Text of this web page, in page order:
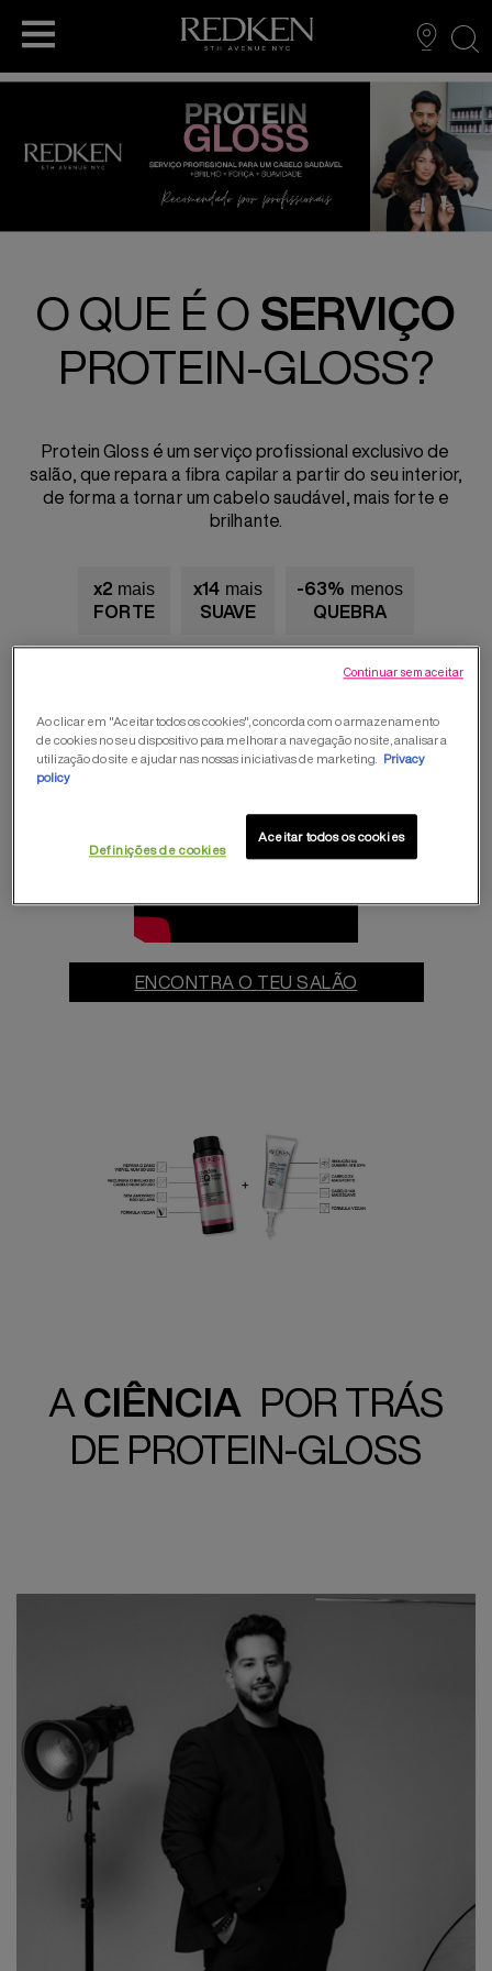
A NOSSA HISTÓRIA
REDKEN?
CUIDADOS CAPILARES
ARTIGOS PARA SALÕES PROFISSIONAIS
SERVIÇO PROTEIN GLOSS
NOVO ÓLEO NAKED GLOSS
ABC
ACIDIC BONDING CONCENTRATE
LOOKBOOK
O QUE É O SERVIÇO
PROTEIN-GLOSS?
Protein Gloss é um serviço profissional exclusivo de
salão, que repara a fibra capilar a partir do seu interior,
de forma a tornar um cabelo saudável, mais forte e
brilhante.
x2 mais
FORTE
x14 mais
SUAVE
-63% menos
QUEBRA
ENCONTRA O TEU SALÃO
A CIÊNCIA POR TRÁS
DE PROTEIN-GLOSS
Ao clicar em "Aceitar todos os cookies", concorda com o armazenamento
de cookies no seu dispositivo para melhorar a navegação no site, analisar a
utilização do site e ajudar nas nossas iniciativas de marketing.
Privacy
policy
Definições de cookies
Aceitar todos os cookies
Continuar sem aceitar